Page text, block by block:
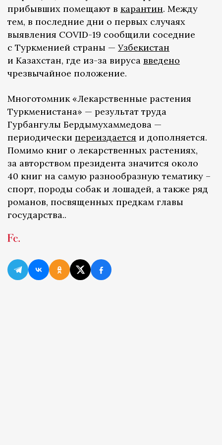
прибывших помещают в карантин. Между
тем, в последние дни о первых случаях
выявления COVID-19 сообщили соседние
с Туркменией страны — Узбекистан
и Казахстан, где из-за вируса введено
чрезвычайное положение.
Многотомник «Лекарственные растения
Туркменистана» — результат труда
Гурбангулы Бердымухаммедова —
периодически переиздается и дополняется.
Помимо книг о лекарственных растениях,
за авторством президента значится около
40 книг на самую разнообразную тематику –
спорт, породы собак и лошадей, а также ряд
романов, посвященных предкам главы
государства..